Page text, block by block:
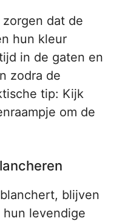
dat de
hun kleur
in de gaten en
zodra de
tip: Kijk
om de
blijven
levendige